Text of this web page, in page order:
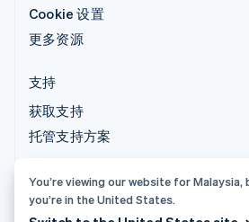
Cookie 设置
更多资源
支持
获取支持
托管支持方案
© 2026 Stripe, LLC
You’re viewing our website for
you’re in the United States.